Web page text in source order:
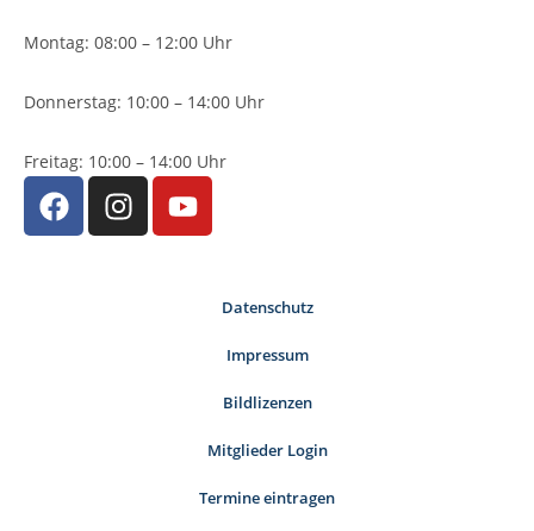
Montag: 08:00 – 12:00 Uhr
Donnerstag: 10:00 – 14:00 Uhr
Freitag: 10:00 – 14:00 Uhr
Datenschutz
Impressum
Bildlizenzen
Mitglieder Login
Termine eintragen